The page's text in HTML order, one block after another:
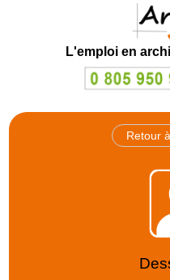
L'emploi en
Retour